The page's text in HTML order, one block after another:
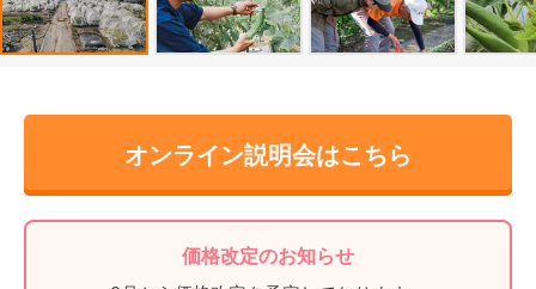
オンライン説明会はこちら
価格改定のお知らせ